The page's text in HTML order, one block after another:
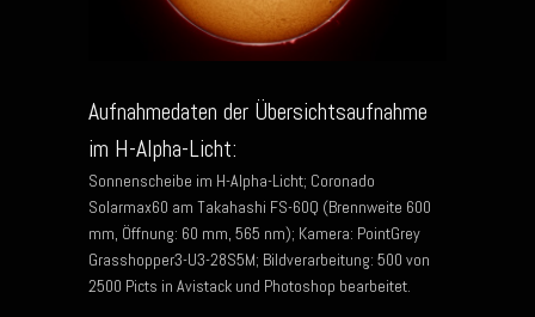
Aufnahmedaten der Übersichtsaufnahme
im H-Alpha-Licht:
Sonnenscheibe im H-Alpha-Licht; Coronado
Solarmax60 am Takahashi FS-60Q (Brennweite 600
mm, Öffnung: 60 mm, 565 nm); Kamera: PointGrey
Grasshopper3-U3-28S5M; Bildverarbeitung: 500 von
2500 Picts in Avistack und Photoshop bearbeitet.